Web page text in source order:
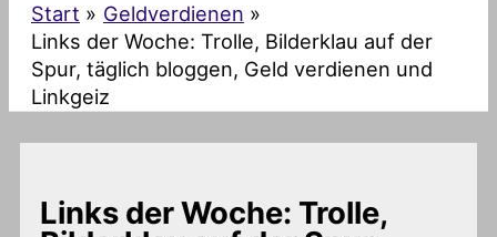
Start
Geldverdienen
Links der Woche: Trolle, Bilderklau auf der
Spur, täglich bloggen, Geld verdienen und
Linkgeiz
Links der Woche: Trolle,